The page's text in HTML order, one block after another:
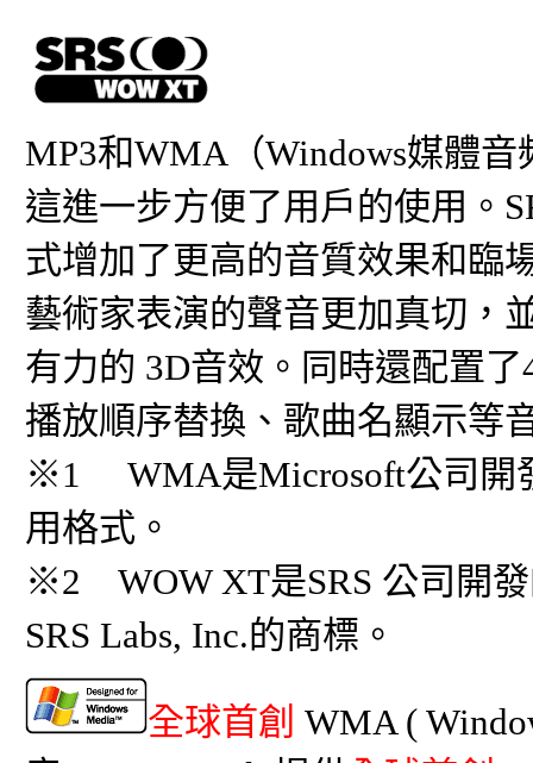
MP3和WMA（Windows媒體
這進一步方便了用戶的使用。
式增加了更高的音質效果和臨
藝術家表演的聲音更加真切，
有力的 3D音效。同時還配置
播放順序替換、歌曲名顯示等
※1 WMA是Microsoft公司開
用格式。
※2 WOW XT是SRS 公司開發
SRS Labs, Inc.的商標。
全球首創 WMA (